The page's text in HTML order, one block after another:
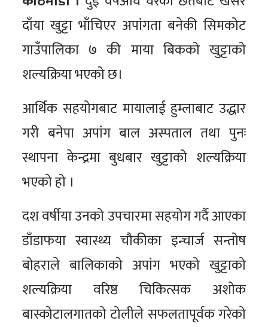
दाँया खुट्टा भाँचिएर अपांगता बनेकी सिमकोट
गाउँपालिका ७ की माया बिकको खुट्टाको
शल्यक्रिया भएको छ।
आर्थिक सहयोगबाट मायालाई हुम्लाबाट उद्धार
गरी बनेपा अपांग बाल अस्पताल तथा पुनः
स्थापना केन्द्रमा बुधबार खुट्टाको शल्यक्रिया
भएको हो ।
दश वर्षीया उनको उपचारमा सहयोग गर्दै आएका
डाँडाफया स्वास्थ्य चौकीका इन्चार्ज सन्तोष
बोहराले बालिकाको अपांग भएको खुट्टाको
शल्यक्रिया वरिष्ठ चिकित्सक अशोक
बास्कोटालगातको टोलीले सफलतापूर्वक गरेको